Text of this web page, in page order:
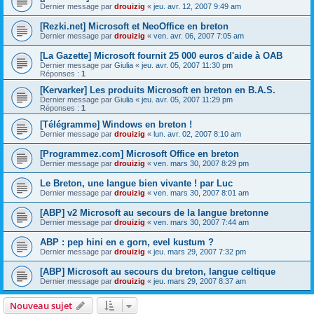
Dernier message par drouizig « jeu. avr. 12, 2007 9:49 am
[Rezki.net] Microsoft et NeoOffice en breton
Dernier message par drouizig « ven. avr. 06, 2007 7:05 am
[La Gazette] Microsoft fournit 25 000 euros d'aide à OAB
Dernier message par Giulia « jeu. avr. 05, 2007 11:30 pm
Réponses : 1
[Kervarker] Les produits Microsoft en breton en B.A.S.
Dernier message par Giulia « jeu. avr. 05, 2007 11:29 pm
Réponses : 1
[Télégramme] Windows en breton !
Dernier message par drouizig « lun. avr. 02, 2007 8:10 am
[Programmez.com] Microsoft Office en breton
Dernier message par drouizig « ven. mars 30, 2007 8:29 pm
Le Breton, une langue bien vivante ! par Luc
Dernier message par drouizig « ven. mars 30, 2007 8:01 am
[ABP] v2 Microsoft au secours de la langue bretonne
Dernier message par drouizig « ven. mars 30, 2007 7:44 am
ABP : pep hini en e gorn, evel kustum ?
Dernier message par drouizig « jeu. mars 29, 2007 7:32 pm
[ABP] Microsoft au secours du breton, langue celtique
Dernier message par drouizig « jeu. mars 29, 2007 8:37 am
Nouveau sujet